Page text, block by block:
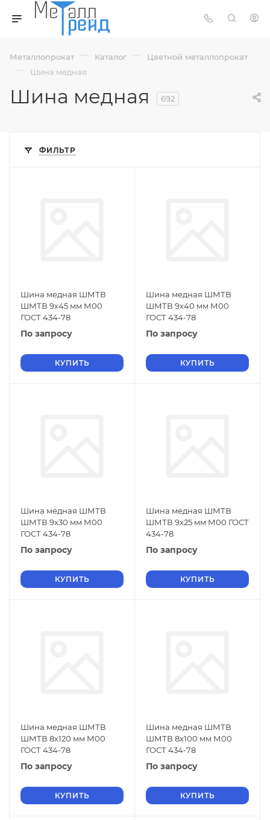
Металлопрокат — Каталог — Цветной металлопрокат
— Шина медная
Шина медная 692
ФИЛЬТР
Шина медная ШМТВ
ШМТВ 9х45 мм М00
ГОСТ 434-78
По запросу
КУПИТЬ
Шина медная ШМТВ
ШМТВ 9х40 мм М00
ГОСТ 434-78
По запросу
КУПИТЬ
Шина медная ШМТВ
ШМТВ 9х30 мм М00
ГОСТ 434-78
По запросу
КУПИТЬ
Шина медная ШМТВ
ШМТВ 9х25 мм М00 ГОСТ
434-78
По запросу
КУПИТЬ
Шина медная ШМТВ
ШМТВ 8х120 мм М00
ГОСТ 434-78
По запросу
КУПИТЬ
Шина медная ШМТВ
ШМТВ 8х100 мм М00
ГОСТ 434-78
По запросу
КУПИТЬ